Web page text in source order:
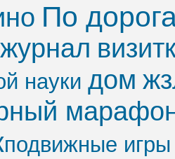
По
науки дом
подвижные игры